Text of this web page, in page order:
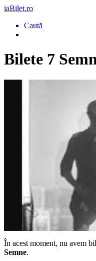
iaBilet.ro
Caută
Bilete 7
În acest moment, nu avem
Semne.